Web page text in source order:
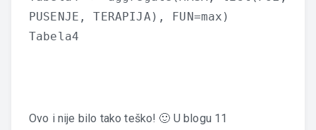
PUSENJE, TERAPIJA), FUN=max)
Tabela4
Ovo i nije bilo tako teško! 🙂 U blogu 11